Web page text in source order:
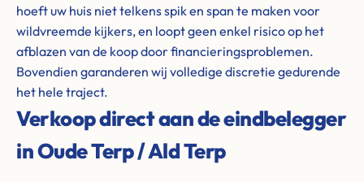
hoeft uw huis niet telkens spik en span te maken voor
wildvreemde kijkers, en loopt geen enkel risico op het
afblazen van de koop door financieringsproblemen.
Bovendien garanderen wij volledige discretie gedurende
het hele traject.
Verkoop direct aan de eindbelegger
in Oude Terp / Ald Terp